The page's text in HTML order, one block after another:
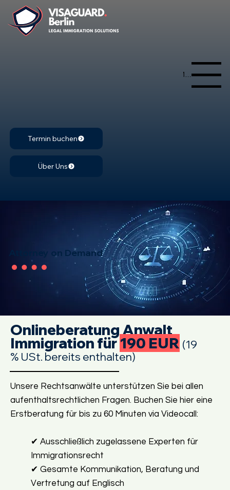
Menu
Termin buchen
Über Uns
Attorney on Demand
Onlineberatung Anwalt
Immigration für190 EUR (19
% USt. bereits enthalten)
Unsere Rechtsanwälte unterstützen Sie bei allen
aufenthaltsrechtlichen Fragen. Buchen Sie hier eine
Erstberatung für bis zu 60 Minuten via Videocall:
✔ Ausschließlich zugelassene Experten für
Immigrationsrecht
✔ Gesamte Kommunikation, Beratung und
Vertretung auf Englisch